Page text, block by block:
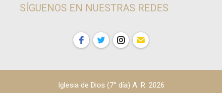
SÍGUENOS EN NUESTRAS REDES
Iglesia de Dios (7° día) A. R. 2026